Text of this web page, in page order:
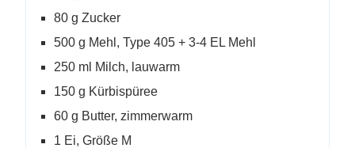
80 g Zucker
500 g Mehl, Type 405 + 3-4 EL Mehl
250 ml Milch, lauwarm
150 g Kürbispüree
60 g Butter, zimmerwarm
1 Ei, Größe M